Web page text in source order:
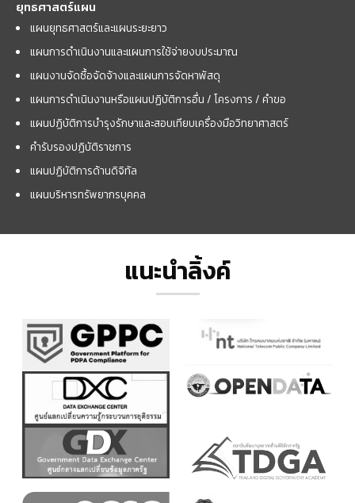
ยุทธศาสตร์แผน
แผนยุทธศาสตร์และแผนระยะยาว
แผนการดำเนินงานและแผนการใช้จ่ายงบประมาณ
แผนงานจัดซื้อจัดจ้างและแผนการจัดหาพัสดุ
แผนการดำเนินงานหรือแผนปฏิบัติการอื่น / โครงการ / คำขอ
แผนปฏิบัติการบำรุงรักษาและสอบเทียบเครื่องมือวิทยาศาสตร์
คำรับรองปฏิบัติราชการ
แผนปฏิบัติการด้านดิจิทัล
แผนบริหารทรัพยากรบุคคล
แนะนำลิ้งค์